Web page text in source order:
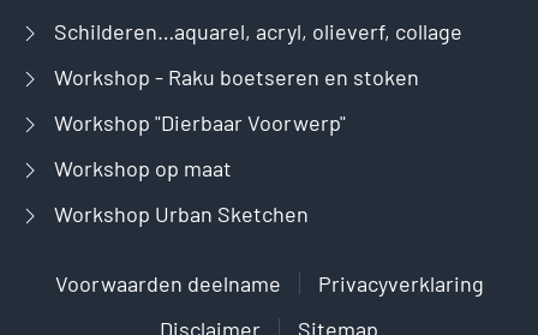
Schilderen…aquarel, acryl, olieverf, collage
Workshop - Raku boetseren en stoken
Workshop "Dierbaar Voorwerp"
Workshop op maat
Workshop Urban Sketchen
Voorwaarden deelname
Privacyverklaring
Disclaimer
Sitemap